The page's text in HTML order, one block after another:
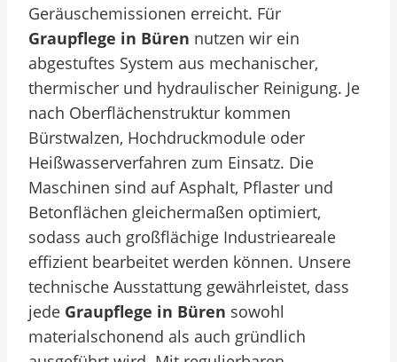
Geräuschemissionen erreicht. Für
Graupflege in Büren nutzen wir ein
abgestuftes System aus mechanischer,
thermischer und hydraulischer Reinigung. Je
nach Oberflächenstruktur kommen
Bürstwalzen, Hochdruckmodule oder
Heißwasserverfahren zum Einsatz. Die
Maschinen sind auf Asphalt, Pflaster und
Betonflächen gleichermaßen optimiert,
sodass auch großflächige Industrieareale
effizient bearbeitet werden können. Unsere
technische Ausstattung gewährleistet, dass
jede Graupflege in Büren sowohl
materialschonend als auch gründlich